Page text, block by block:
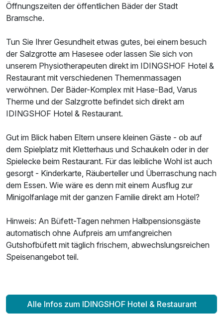
Einzelzimmer Komfort
1 Erwachsenen und 1 Kind
Ausstattung
Für 2 Tage p.P. ab119,00 €
Öffnungszeiten der öffentlichen Bäder der Stadt
Bramsche.
Tun Sie Ihrer Gesundheit etwas gutes, bei einem besuch
der Salzgrotte am Hasesee oder lassen Sie sich von
unserem Physiotherapeuten direkt im IDINGSHOF Hotel &
Restaurant mit verschiedenen Themenmassagen
verwöhnen. Der Bäder-Komplex mit Hase-Bad, Varus
Therme und der Salzgrotte befindet sich direkt am
IDINGSHOF Hotel & Restaurant.
Gut im Blick haben Eltern unsere kleinen Gäste - ob auf
dem Spielplatz mit Kletterhaus und Schaukeln oder in der
Spielecke beim Restaurant. Für das leibliche Wohl ist auch
gesorgt - Kinderkarte, Räuberteller und Überraschung nach
dem Essen. Wie wäre es denn mit einem Ausflug zur
Minigolfanlage mit der ganzen Familie direkt am Hotel?
Hinweis: An Büfett-Tagen nehmen Halbpensionsgäste
automatisch ohne Aufpreis am umfangreichen
Gutshofbüfett mit täglich frischem, abwechslungsreichen
Speisenangebot teil.
Alle Infos zum IDINGSHOF Hotel & Restaurant